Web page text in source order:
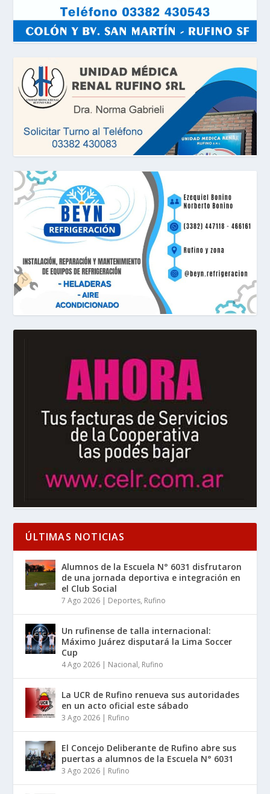
ÚLTIMAS NOTICIAS
Alumnos de la Escuela N° 6031 disfrutaron
de una jornada deportiva e integración en
el Club Social
7 Ago 2026 | Deportes, Rufino
Un rufinense de talla internacional:
Máximo Juárez disputará la Lima Soccer
Cup
4 Ago 2026 | Nacional, Rufino
La UCR de Rufino renueva sus autoridades
en un acto oficial este sábado
3 Ago 2026 | Rufino
El Concejo Deliberante de Rufino abre sus
puertas a alumnos de la Escuela N° 6031
3 Ago 2026 | Rufino